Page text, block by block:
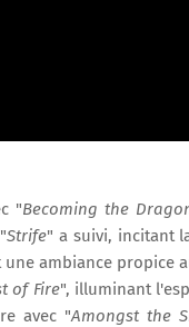
"Becoming the
Strife" a suivi, incitant
ambiance propice
of Fire", illuminant
avec "Amongst the